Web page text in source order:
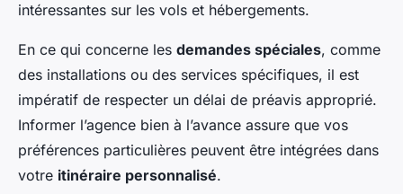
intéressantes sur les vols et hébergements.
En ce qui concerne les demandes spéciales, comme
des installations ou des services spécifiques, il est
impératif de respecter un délai de préavis approprié.
Informer l’agence bien à l’avance assure que vos
préférences particulières peuvent être intégrées dans
votre itinéraire personnalisé.